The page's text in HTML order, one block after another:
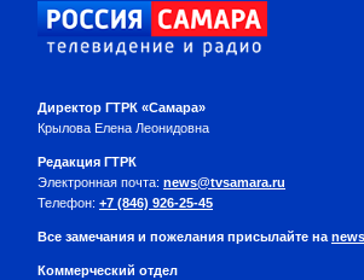
Директор ГТРК «Самара»
Крылова Елена Леонидовна
Редакция ГТРК
Электронная почта: news@tvsamara.ru
Телефон: +7 (846) 926-25-45
Все замечания и пожелания присылайте на
Коммерческий отдел